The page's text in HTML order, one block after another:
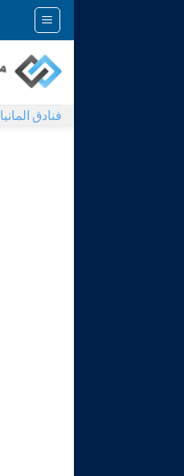
Skip
فنادق المانيا